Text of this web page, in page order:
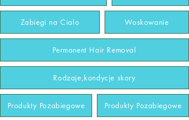
Zabiegi na Cialo Woskowanie
Permanent Hair Removal
Rodzaje,kondycje skory
Produkty Pozabiegowe Produkty Pozabiegowe